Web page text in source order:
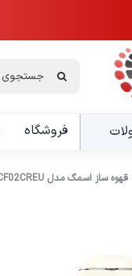
جستجو
برای:
فروشگاه
قهوه ساز اسمگ مدل DCF02CREU